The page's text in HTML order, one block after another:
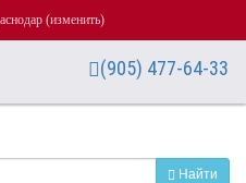
(изменить)
(905) 477-64-33
Найти